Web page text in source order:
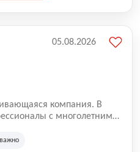
компания. В
с многолетним
опыт позволяют
05.08.2026